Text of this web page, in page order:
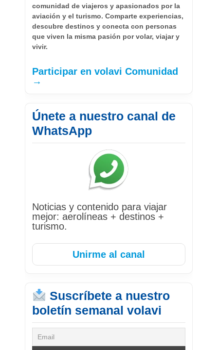
comunidad de viajeros y apasionados por la
aviación y el turismo. Comparte experiencias,
descubre destinos y conecta con personas
que viven la misma pasión por volar, viajar y
vivir.
Participar en volavi Comunidad
→
Únete a nuestro canal de
WhatsApp
Noticias y contenido para viajar
mejor: aerolíneas + destinos +
turismo.
Unirme al canal
Suscríbete a nuestro
boletín semanal volavi